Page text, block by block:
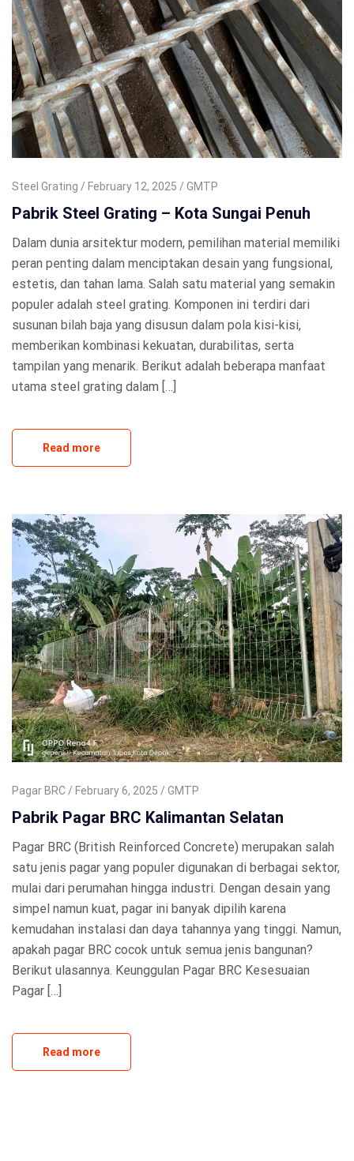
Steel Grating February 12, 2025 GMTP
Pabrik Steel Grating – Kota Sungai Penuh
Dalam dunia arsitektur modern, pemilihan material memiliki
peran penting dalam menciptakan desain yang fungsional,
estetis, dan tahan lama. Salah satu material yang semakin
populer adalah steel grating. Komponen ini terdiri dari
susunan bilah baja yang disusun dalam pola kisi-kisi,
memberikan kombinasi kekuatan, durabilitas, serta
tampilan yang menarik. Berikut adalah beberapa manfaat
utama steel grating dalam […]
Read more
Pagar BRC February 6, 2025 GMTP
Pabrik Pagar BRC Kalimantan Selatan
Pagar BRC (British Reinforced Concrete) merupakan salah
satu jenis pagar yang populer digunakan di berbagai sektor,
mulai dari perumahan hingga industri. Dengan desain yang
simpel namun kuat, pagar ini banyak dipilih karena
kemudahan instalasi dan daya tahannya yang tinggi. Namun,
apakah pagar BRC cocok untuk semua jenis bangunan?
Berikut ulasannya. Keunggulan Pagar BRC Kesesuaian
Pagar […]
Read more